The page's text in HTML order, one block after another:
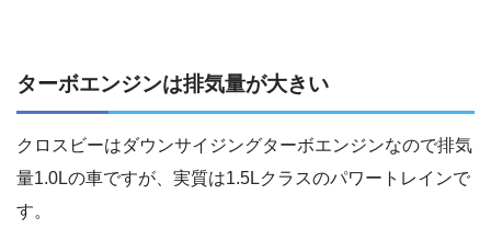
ターボエンジンは排気量が大きい
クロスビーはダウンサイジングターボエンジンなので排気
量1.0Lの車ですが、実質は1.5Lクラスのパワートレインで
す。